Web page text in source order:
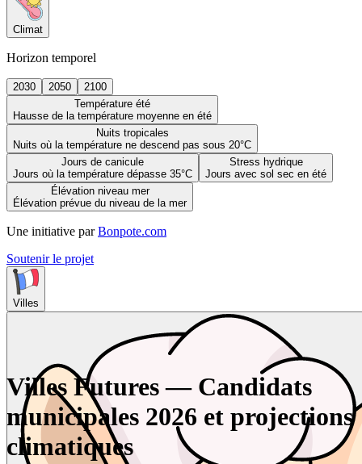
Climat
Horizon temporel
2030 2050
2100
Température été
Hausse de la température moyenne en été
Nuits tropicales
Nuits où la température ne descend pas sous 20°C
Jours de canicule
Jours où la température dépasse 35°C
Stress hydrique
Jours avec sol sec en été
Élévation niveau mer
Élévation prévue du niveau de la mer
Une initiative par Bonpote.com
Soutenir le projet
Villes
Villes Futures — Candidats
municipales 2026 et projections
climatiques